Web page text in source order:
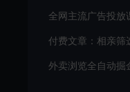
付费文章：相亲筛